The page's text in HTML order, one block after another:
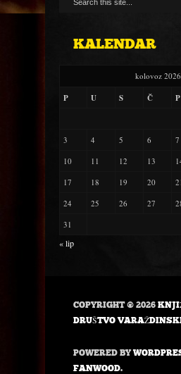
KALENDAR
kolovoz 2026
P U S Č P
3
4 5 6 7
10
11 12 13
17
18 19 20
24
25 26 27
31
« lip
COPYRIGHT © 2026
DRUŠTVO
POWERED BY
FANWOOD.